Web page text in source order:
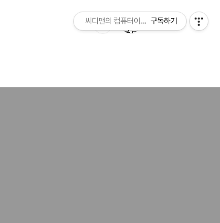
씨디맨의 컴퓨터이야기구독하기